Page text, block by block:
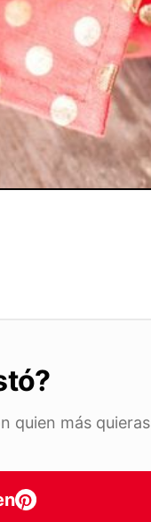
quien más quieras